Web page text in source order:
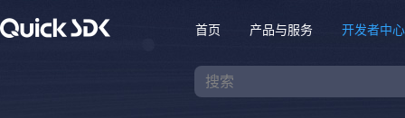
首页 产品与服务 开发者中心